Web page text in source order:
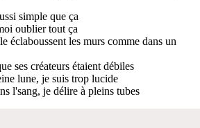
simple que ça
oublier tout ça
éclaboussent les murs comme dans un
ses créateurs étaient débiles
lune, je suis trop lucide
l'sang, je délire à pleins tubes